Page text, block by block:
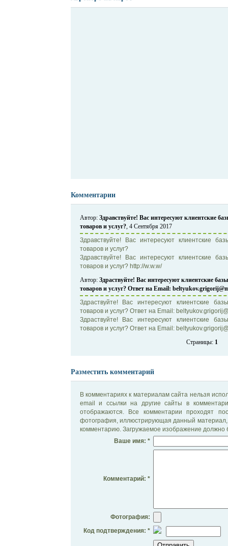
Комментарии
Автор: Здравствуйте! Вас интересуют клиентские
товаров и услуг?, 4 Сентября 2017
Здравствуйте! Вас интересуют клиентские
товаров и услуг?
Здравствуйте! Вас интересуют клиентские
товаров и услуг? http://w.w.w/
Автор: Здраствуйте! Вас интересуют клиентские
товаров и услуг? Ответ на Email:
Здраствуйте! Вас интересуют клиентские
товаров и услуг? Ответ на Email:
Здраствуйте! Вас интересуют клиентские
товаров и услуг? Ответ на Email:
Страницы: 1
Разместить комментарий
В комментариях к материалам сайта нельзя
email и ссылки на другие сайты в
отображаются. Все комментарии проходят
фотография, иллюстрирующая данный материал,
комментарию. Загружаемое изображение должно
Ваше имя: *
Комментарий: *
Фотография:
Код подтверждения: *